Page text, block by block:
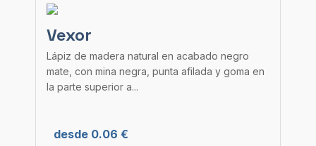
Vexor
Lápiz de madera natural en acabado negro
mate, con mina negra, punta afilada y goma en
la parte superior a...
desde 0.06 €